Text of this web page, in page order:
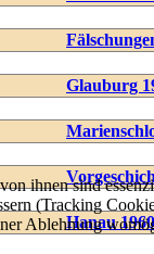
Glauburg
Hanau 1960
ihnen sind
(Tracking
Ablehnung